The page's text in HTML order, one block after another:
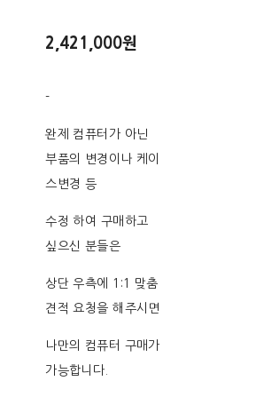
2,421,000원
-
완제 컴퓨터가 아닌
부품의 변경이나 케이
스변경 등
수정 하여 구매하고
싶으신 분들은
상단 우측에 1:1 맞춤
견적 요청을 해주시면
나만의 컴퓨터 구매가
가능합니다.